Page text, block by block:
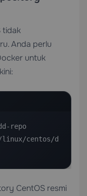
tidak
Anda perlu
untuk
repo
linux/centos/d
CentOS resmi